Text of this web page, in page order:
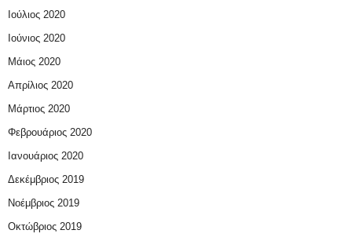
Ιούλιος 2020
Ιούνιος 2020
Μάιος 2020
Απρίλιος 2020
Μάρτιος 2020
Φεβρουάριος 2020
Ιανουάριος 2020
Δεκέμβριος 2019
Νοέμβριος 2019
Οκτώβριος 2019